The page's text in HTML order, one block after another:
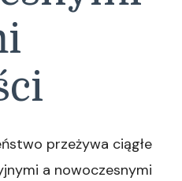
przeżywa ciągłe
a nowoczesnymi